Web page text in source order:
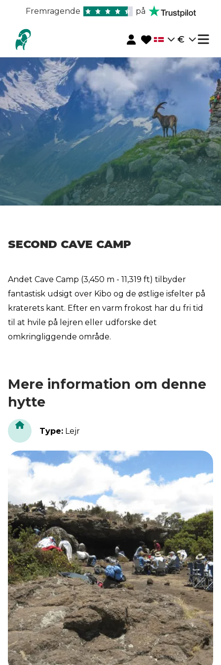
Fremragende på
€
SECOND CAVE CAMP
Andet Cave Camp (3,450 m - 11,319 ft) tilbyder
fantastisk udsigt over Kibo og de østlige isfelter på
kraterets kant. Efter en varm frokost har du fri tid
til at hvile på lejren eller udforske det
omkringliggende område.
Mere information om denne
hytte
Type: Lejr